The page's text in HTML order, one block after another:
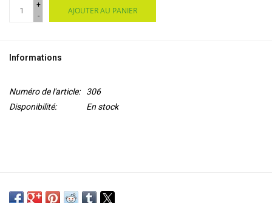
+
-
AJOUTER AU PANIER
Informations
Numéro de l'article:
306
Disponibilité:
En stock